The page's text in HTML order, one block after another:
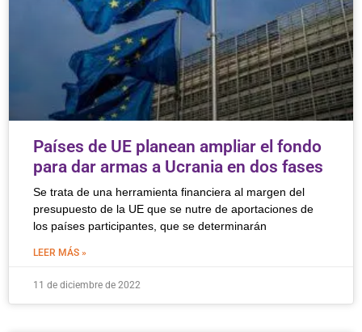
Países de UE planean ampliar el fondo
para dar armas a Ucrania en dos fases
Se trata de una herramienta financiera al margen del
presupuesto de la UE que se nutre de aportaciones de
los países participantes, que se determinarán
LEER MÁS »
11 de diciembre de 2022